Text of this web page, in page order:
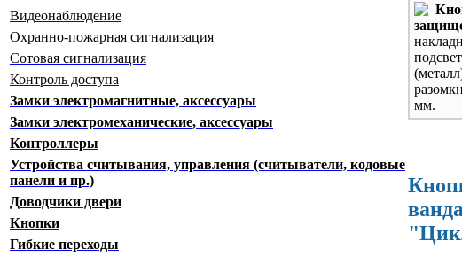
Видеонаблюдение
Охранно-пожарная сигнализация
Сотовая сигнализация
Контроль доступа
Замки электромагнитные, аксессуары
Замки электромеханические, аксессуары
Контроллеры
Устройства считывания, управления (считыватели, кодовые
панели и пр.)
Доводчики двери
Кнопки
Гибкие переходы
мм.